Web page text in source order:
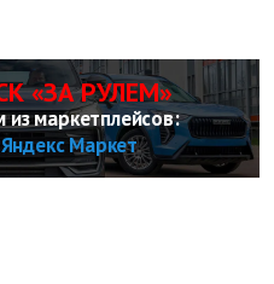
«ЗА РУЛЕМ»
маркетплейсов:
Яндекс Маркет